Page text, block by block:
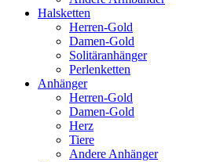
Halsketten
Herren-Gold
Damen-Gold
Solitäranhänger
Perlenketten
Anhänger
Herren-Gold
Damen-Gold
Herz
Tiere
Andere Anhänger